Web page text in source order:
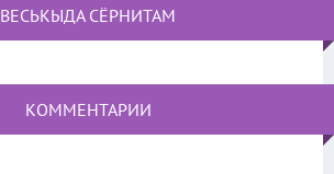
ВЕСЬКЫДА СЁРНИТАМ
КОММЕНТАРИИ